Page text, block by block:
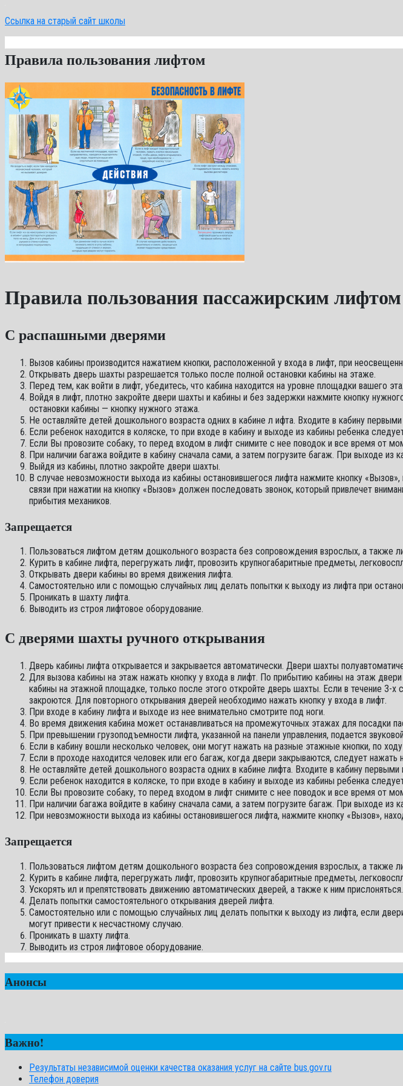
Ссылка на старый сайт школы
Правила пользования лифтом
Правила пользования пассажирским лифтом
С распашными дверями
Вызов кабины производится нажатием кнопки, расположенной у входа в лифт, при
Открывать дверь шахты разрешается только после полной остановки кабины на этаже.
Перед тем, как войти в лифт, убедитесь, что кабина находится на уровне площадки вашего
Войдя в лифт, плотно закройте двери шахты и кабины и без задержки нажмите кнопку
остановки кабины — кнопку нужного этажа.
Не оставляйте детей дошкольного возраста одних в кабине л ифта. Входите в кабину
Если ребенок находится в коляске, то при входе в кабину и выходе из кабины ребенка
Если Вы провозите собаку, то перед входом в лифт снимите с нее поводок и все время от
При наличии багажа войдите в кабину сначала сами, а затем погрузите багаж. При выходе из
Выйдя из кабины, плотно закройте двери шахты.
В случае невозможности выхода из кабины остановившегося лифта нажмите кнопку
связи при нажатии на кнопку «Вызов» должен последовать звонок, который привлечет
прибытия механиков.
Запрещается
Пользоваться лифтом детям дошкольного возраста без сопровождения взрослых, а также
Курить в кабине лифта, перегружать лифт, провозить крупногабаритные предметы,
Открывать двери кабины во время движения лифта.
Самостоятельно или с помощью случайных лиц делать попытки к выходу из лифта при
Проникать в шахту лифта.
Выводить из строя лифтовое оборудование.
С дверями шахты ручного открывания
Дверь кабины лифта открывается и закрывается автоматически. Двери шахты
Для вызова кабины на этаж нажать кнопку у входа в лифт. По прибытию кабины на этаж
кабины на этажной площадке, только после этого откройте дверь шахты. Если в течение
закроются. Для повторного открывания дверей необходимо нажать кнопку у входа в лифт.
При входе в кабину лифта и выходе из нее внимательно смотрите под ноги.
Во время движения кабина может останавливаться на промежуточных этажах для посадки
При превышении грузоподъемности лифта, указанной на панели управления, подается
Если в кабину вошли несколько человек, они могут нажать на разные этажные кнопки, по
Если в проходе находится человек или его багаж, когда двери закрываются, следует
Не оставляйте детей дошкольного возраста одних в кабине лифта. Входите в кабину
Если ребенок находится в коляске, то при входе в кабину и выходе из кабины ребенка
Если Вы провозите собаку, то перед входом в лифт снимите с нее поводок и все время от
При наличии багажа войдите в кабину сначала сами, а затем погрузите багаж. При выходе из
При невозможности выхода из кабины остановившегося лифта, нажмите кнопку «Вызов»,
Запрещается
Пользоваться лифтом детям дошкольного возраста без сопровождения взрослых, а также
Курить в кабине лифта, перегружать лифт, провозить крупногабаритные предметы,
Ускорять ил и препятствовать движению автоматических дверей, а также к ним прислоняться.
Делать попытки самостоятельного открывания дверей лифта.
Самостоятельно или с помощью случайных лиц делать попытки к выходу из лифта, если
могут привести к несчастному случаю.
Проникать в шахту лифта.
Выводить из строя лифтовое оборудование.
Анонсы
Важно!
Результаты независимой оценки качества оказания услуг на сайте bus.gov.ru
Телефон доверия